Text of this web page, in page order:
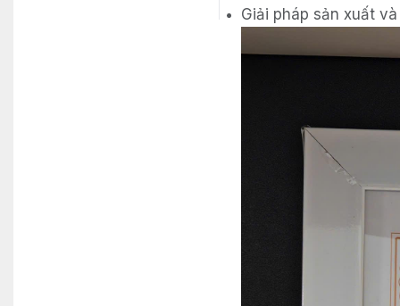
Giải pháp sản xuất